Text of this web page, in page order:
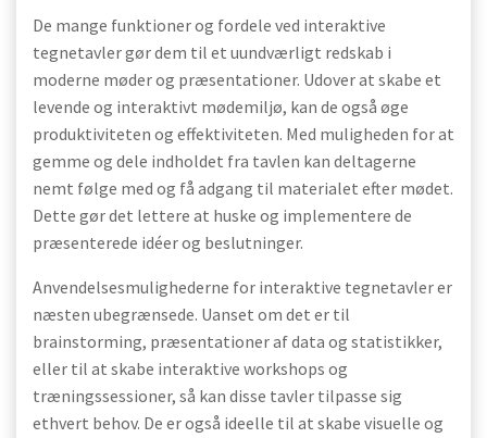
De mange funktioner og fordele ved interaktive
tegnetavler gør dem til et uundværligt redskab i
moderne møder og præsentationer. Udover at skabe et
levende og interaktivt mødemiljø, kan de også øge
produktiviteten og effektiviteten. Med muligheden for at
gemme og dele indholdet fra tavlen kan deltagerne
nemt følge med og få adgang til materialet efter mødet.
Dette gør det lettere at huske og implementere de
præsenterede idéer og beslutninger.
Anvendelsesmulighederne for interaktive tegnetavler er
næsten ubegrænsede. Uanset om det er til
brainstorming, præsentationer af data og statistikker,
eller til at skabe interaktive workshops og
træningssessioner, så kan disse tavler tilpasse sig
ethvert behov. De er også ideelle til at skabe visuelle og